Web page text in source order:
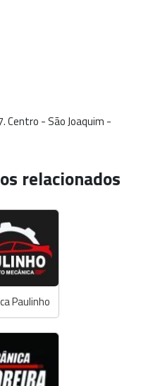
Centro - São Joaquim -
relacionados
Paulinho